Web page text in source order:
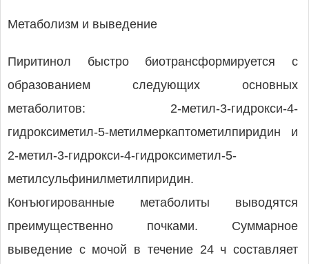
Метаболизм и выведение
Пиритинол быстро биотрансформируется с
образованием следующих основных
метаболитов: 2-метил-3-гидрокси-4-
гидроксиметил-5-метилмеркаптометилпиридин и
2-метил-3-гидрокси-4-гидроксиметил-5-
метилсульфинилметилпиридин.
Конъюгированные метаболиты выводятся
преимущественно почками. Суммарное
выведение с мочой в течение 24 ч составляет